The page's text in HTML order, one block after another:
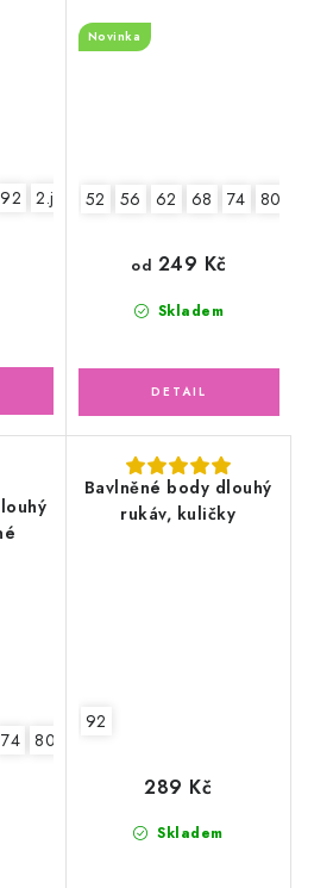
92 2.jakost v.74
Novinka
52 56 62 68 74 80
Skladem
od 249 Kč
74 80
Bavlněné body dlouhý
rukáv, kuličky
92
Skladem
289 Kč